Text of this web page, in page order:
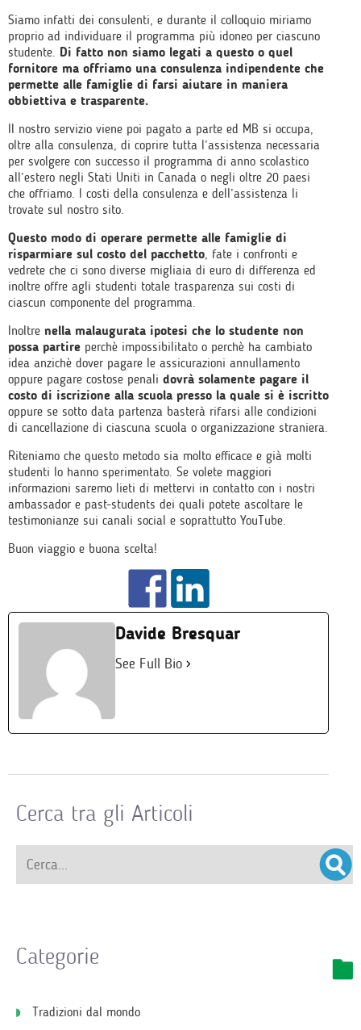
Siamo infatti dei consulenti, e durante il colloquio miriamo
proprio ad individuare il programma più idoneo per ciascuno
studente. Di fatto non siamo legati a questo o quel
fornitore ma offriamo una consulenza indipendente che
permette alle famiglie di farsi aiutare in maniera
obbiettiva e trasparente.
Il nostro servizio viene poi pagato a parte ed MB si occupa,
oltre alla consulenza, di coprire tutta l’assistenza necessaria
per svolgere con successo il programma di anno scolastico
all’estero negli Stati Uniti in Canada o negli oltre 20 paesi
che offriamo. I costi della consulenza e dell’assistenza li
trovate sul nostro sito.
Questo modo di operare permette alle famiglie di
risparmiare sul costo del pacchetto, fate i confronti e
vedrete che ci sono diverse migliaia di euro di differenza ed
inoltre offre agli studenti totale trasparenza sui costi di
ciascun componente del programma.
Inoltre nella malaugurata ipotesi che lo studente non
possa partire perchè impossibilitato o perchè ha cambiato
idea anzichè dover pagare le assicurazioni annullamento
oppure pagare costose penali dovrà solamente pagare il
costo di iscrizione alla scuola presso la quale si è iscritto
oppure se sotto data partenza basterà rifarsi alle condizioni
di cancellazione di ciascuna scuola o organizzazione straniera.
Riteniamo che questo metodo sia molto efficace e già molti
studenti lo hanno sperimentato. Se volete maggiori
informazioni saremo lieti di mettervi in contatto con i nostri
ambassador e past-students dei quali potete ascoltare le
testimonianze sui canali social e soprattutto YouTube.
Buon viaggio e buona scelta!
Davide Bresquar
See Full Bio
Cerca tra gli Articoli
Categorie
Tradizioni dal mondo